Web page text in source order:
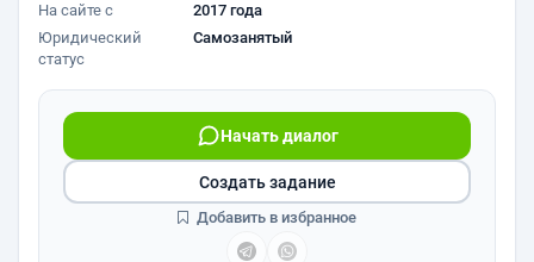
На сайте с
2017 года
Юридический
статус
Самозанятый
Начать диалог
Создать задание
Добавить в избранное